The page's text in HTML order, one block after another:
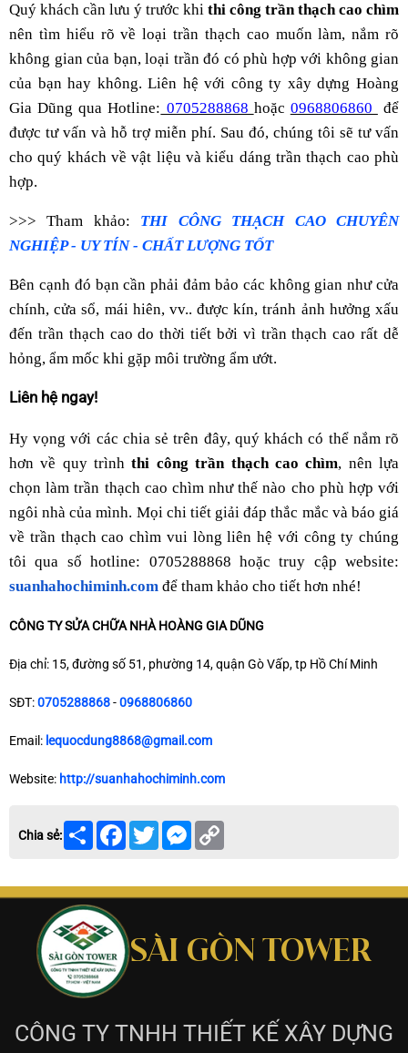
Quý khách cần lưu ý trước khi thi công trần thạch cao chìm
nên tìm hiểu rõ về loại trần thạch cao muốn làm, nắm rõ
không gian của bạn, loại trần đó có phù hợp với không gian
của bạn hay không. Liên hệ với công ty xây dựng Hoàng
Gia Dũng qua Hotline: 0705288868 hoặc 0968806860
để
được tư vấn và hỗ trợ miễn phí. Sau đó, chúng tôi sẽ tư vấn
cho quý khách về vật liệu và kiểu dáng trần thạch cao phù
hợp.
>>> Tham khảo: THI CÔNG THẠCH CAO CHUYÊN
NGHIỆP - UY TÍN - CHẤT LƯỢNG TỐT
Bên cạnh đó bạn cần phải đảm bảo các không gian như cửa
chính, cửa sổ, mái hiên, vv.. được kín, tránh ảnh hưởng xấu
đến trần thạch cao do thời tiết bởi vì trần thạch cao rất dễ
hỏng, ẩm mốc khi gặp môi trường ẩm ướt.
Liên hệ ngay!
Hy vọng với các chia sẻ trên đây, quý khách có thể nắm rõ
hơn về quy trình thi công trần thạch cao chìm, nên lựa
chọn làm trần thạch cao chìm như thế nào cho phù hợp với
ngôi nhà của mình. Mọi chi tiết giải đáp thắc mắc và báo giá
về trần thạch cao chìm vui lòng liên hệ với công ty chúng
tôi qua số hotline: 0705288868 hoặc truy cập website:
suanhahochiminh.com để tham khảo cho tiết hơn nhé!
CÔNG TY SỬA CHỮA NHÀ HOÀNG GIA DŨNG
Địa chỉ: 15, đường số 51, phường 14, quận Gò Vấp, tp Hồ Chí Minh
SĐT:0705288868-0968806860
Email: lequocdung8868@gmail.com
Website: http://suanhahochiminh.com
Chia sẻ: Share Facebook
TwitterMessenger
SÀI GÒN TOWER
CÔNG TY TNHH THIẾT KẾ XÂY DỰNG